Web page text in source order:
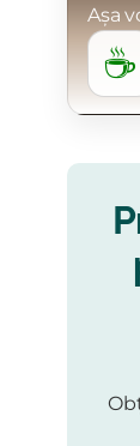
Așa
☕